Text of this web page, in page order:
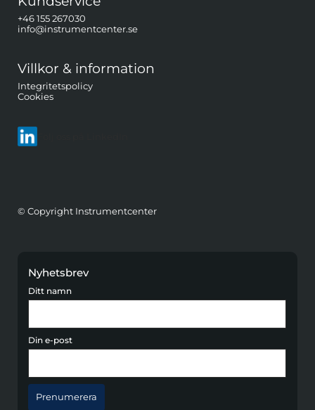
+46 155 267030
info@instrumentcenter.se
Villkor & information
Integritetspolicy
Cookies
© Copyright Instrumentcenter
Nyhetsbrev
Ditt namn
Din e-post